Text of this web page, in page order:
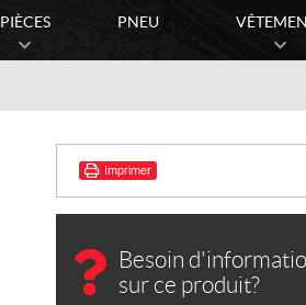
PIÈCES PNEU
Imprimer
Besoin
sur ce produit?